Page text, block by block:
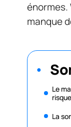
énormes.
manque
Le
La